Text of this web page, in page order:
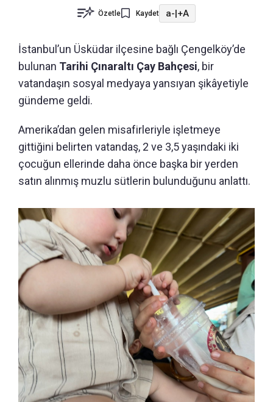
Özetle Kaydet a-|+A
İstanbul’un Üsküdar ilçesine bağlı Çengelköy’de
bulunan Tarihi Çınaraltı Çay Bahçesi, bir
vatandaşın sosyal medyaya yansıyan şikâyetiyle
gündeme geldi.
Amerika’dan gelen misafirleriyle işletmeye
gittiğini belirten vatandaş, 2 ve 3,5 yaşındaki iki
çocuğun ellerinde daha önce başka bir yerden
satın alınmış muzlu sütlerin bulunduğunu anlattı.